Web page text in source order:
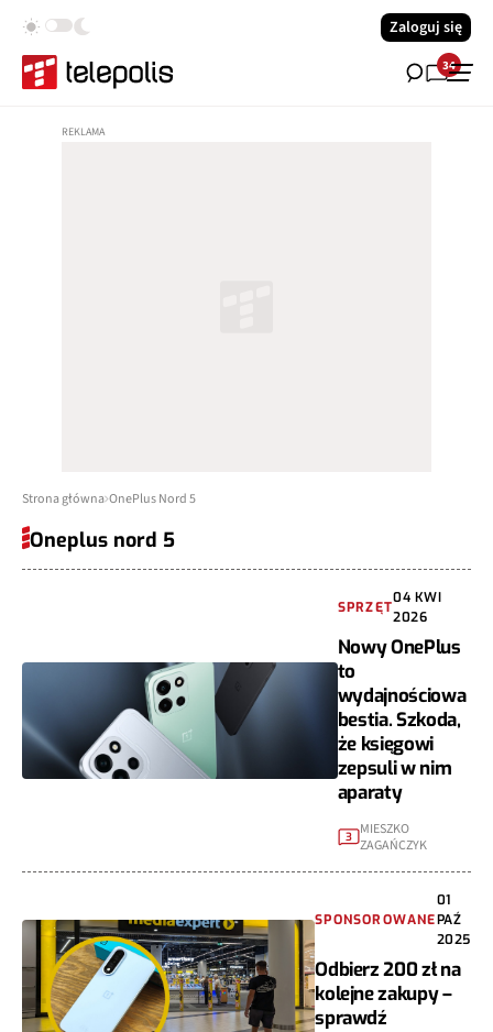
Zaloguj się
34
Strona główna OnePlus Nord 5
Oneplus nord 5
SPRZĘT
04 KWI
2026
Nowy OnePlus
to
wydajnościowa
bestia. Szkoda,
że księgowi
zepsuli w nim
aparaty
3
MIESZKO
ZAGAŃCZYK
SPONSOROWANE
01
PAŹ
2025
Odbierz 200 zł na
kolejne zakupy –
sprawdź